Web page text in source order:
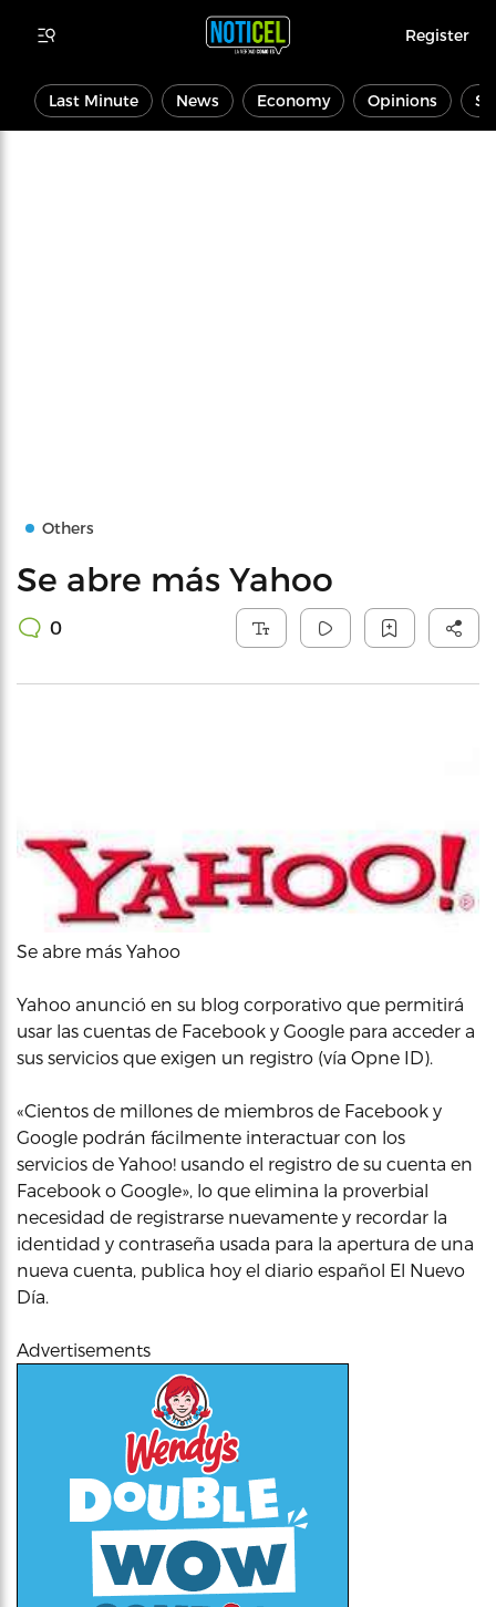
Register
Last Minute News Economy Opinions
Others
Se abre más Yahoo
0
Se abre más Yahoo
Yahoo anunció en su blog corporativo que permitirá
usar las cuentas de Facebook y Google para acceder a
sus servicios que exigen un registro (vía Opne ID).
«Cientos de millones de miembros de Facebook y
Google podrán fácilmente interactuar con los
servicios de Yahoo! usando el registro de su cuenta en
Facebook o Google», lo que elimina la proverbial
necesidad de registrarse nuevamente y recordar la
identidad y contraseña usada para la apertura de una
nueva cuenta, publica hoy el diario español El Nuevo
Día.
Advertisements